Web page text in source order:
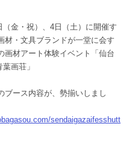
（金・祝）、4日（土）に開催す
材・文具ブランドが一堂に会す
画材アート体験イベント「仙台
画荘」
ブース内容が、勢揃いしまし
sendaigazaifesshutt